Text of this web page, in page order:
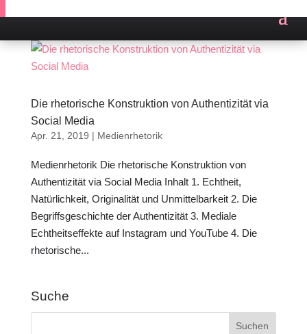
Die rhetorische Konstruktion von Authentizität via
Social Media
Apr. 21, 2019 | Medienrhetorik
Medienrhetorik Die rhetorische Konstruktion von
Authentizität via Social Media Inhalt 1. Echtheit,
Natürlichkeit, Originalität und Unmittelbarkeit 2. Die
Begriffsgeschichte der Authentizität 3. Mediale
Echtheitseffekte auf Instagram und YouTube 4. Die
rhetorische...
Suche